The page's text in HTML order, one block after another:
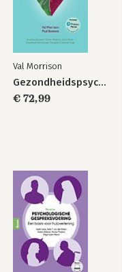
Val Morrison
Gezondheidspsychologie
€ 72,99